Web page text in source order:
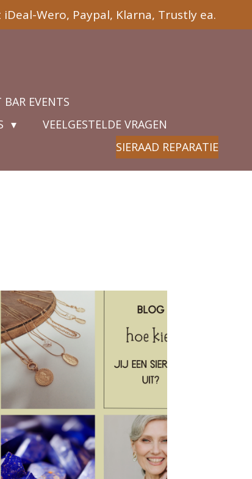
Wero, Paypal, Klarna, Trustly ea.
EVENTS
VEELGESTELDE VRAGEN
SIERAAD REPARATIE